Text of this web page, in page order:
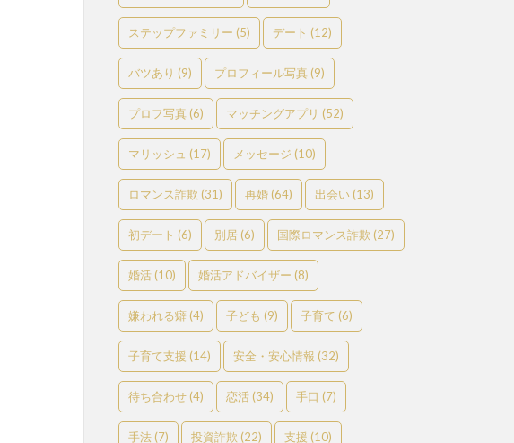
ステップファミリー (5) デート (12)
バツあり (9) プロフィール写真 (9)
プロフ写真 (6) マッチングアプリ (52)
マリッシュ (17) メッセージ (10)
ロマンス詐欺 (31) 再婚 (64) 出会い (13)
初デート (6) 別居 (6) 国際ロマンス詐欺 (27)
婚活 (10) 婚活アドバイザー (8)
嫌われる癖 (4) 子ども (9) 子育て (6)
子育て支援 (14) 安全・安心情報 (32)
待ち合わせ (4) 恋活 (34) 手口 (7)
手法 (7) 投資詐欺 (22) 支援 (10)